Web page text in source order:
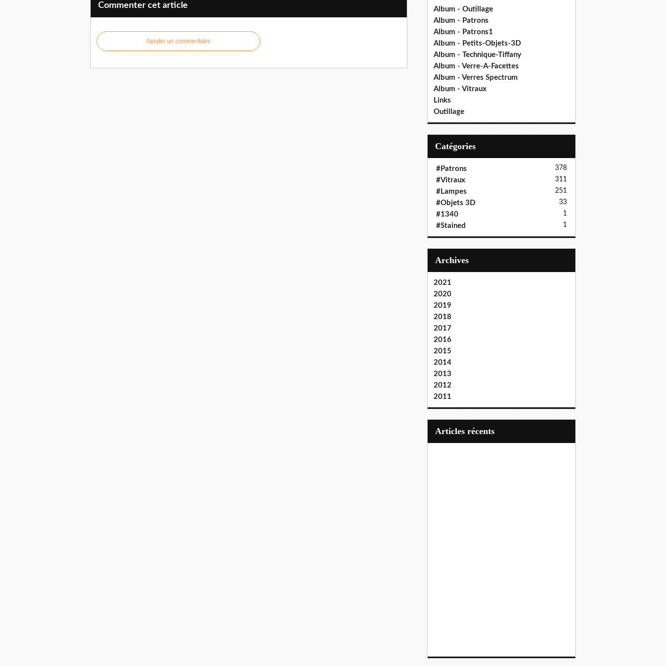
Commenter cet article
Ajouter un commentaire
Album - Outillage
Album - Patrons
Album - Patrons1
Album - Petits-Objets-3D
Album - Technique-Tiffany
Album - Verre-A-Facettes
Album - Verres Spectrum
Album - Vitraux
Links
Outillage
Catégories
#Patrons 378
#Vitraux 311
#Lampes 251
#Objets 3D 33
#1340 1
#Stained 1
Archives
2021
2020
2019
2018
2017
2016
2015
2014
2013
2012
2011
articles récents